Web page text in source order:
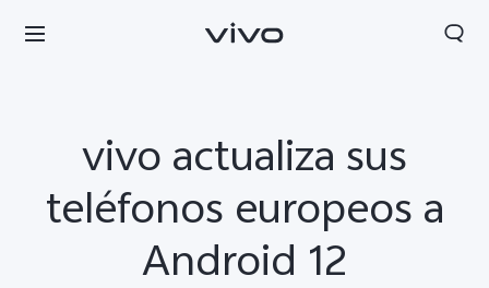
vivo actualiza sus
teléfonos europeos a
Android 12